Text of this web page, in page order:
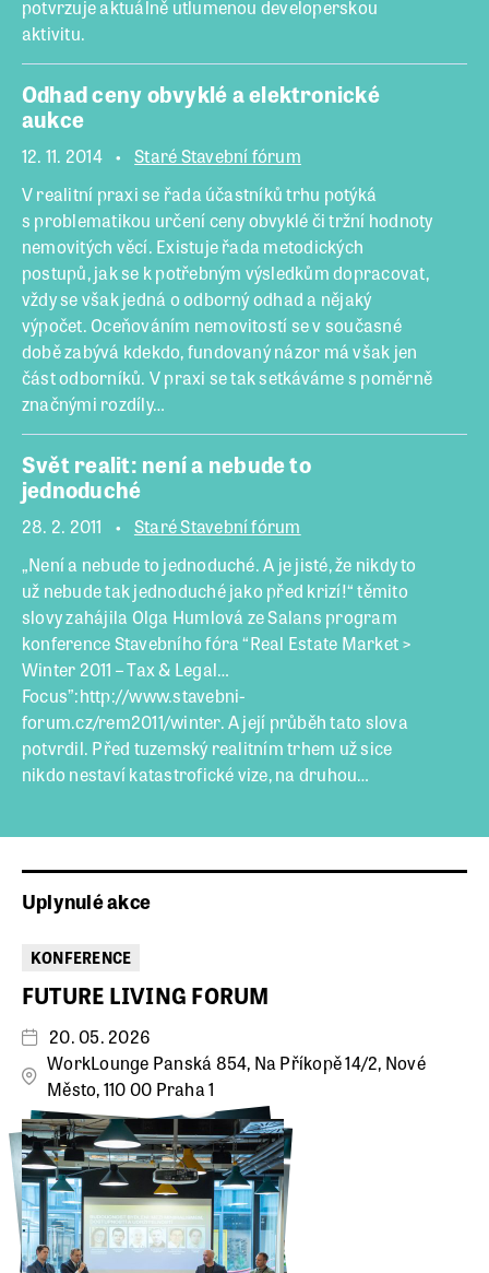
potvrzuje aktuálně utlumenou developerskou
aktivitu.
Odhad ceny obvyklé a elektronické
aukce
12. 11. 2014
Staré Stavební fórum
V realitní praxi se řada účastníků trhu potýká
s problematikou určení ceny obvyklé či tržní hodnoty
nemovitých věcí. Existuje řada metodických
postupů, jak se k potřebným výsledkům dopracovat,
vždy se však jedná o odborný odhad a nějaký
výpočet. Oceňováním nemovitostí se v současné
době zabývá kdekdo, fundovaný názor má však jen
část odborníků. V praxi se tak setkáváme s poměrně
značnými rozdíly…
Svět realit: není a nebude to
jednoduché
28. 2. 2011
Staré Stavební fórum
„Není a nebude to jednoduché. A je jisté, že nikdy to
už nebude tak jednoduché jako před krizí!“ těmito
slovy zahájila Olga Humlová ze Salans program
konference Stavebního fóra “Real Estate Market >
Winter 2011 – Tax & Legal…
Focus”:http://www.stavebni-
forum.cz/rem2011/winter. A její průběh tato slova
potvrdil. Před tuzemský realitním trhem už sice
nikdo nestaví katastrofické vize, na druhou…
Uplynulé akce
KONFERENCE
FUTURE LIVING FORUM
20. 05. 2026
WorkLounge Panská 854, Na Příkopě 14/2, Nové
Město, 110 00 Praha 1